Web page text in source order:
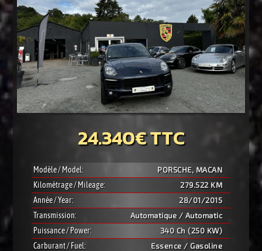
24.340€ TTC
Modèle / Model:
PORSCHE, MACAN
Kilométrage / Mileage:
279.522 KM
Année / Year:
28/01/2015
Transmission:
Automatique / Automatic
Puissance / Power:
340 Ch (250 KW)
Carburant / Fuel:
Essence / Gasoline